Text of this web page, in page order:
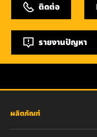
ติดต่อ
รายงานปัญหา
ผลิตภัณฑ์